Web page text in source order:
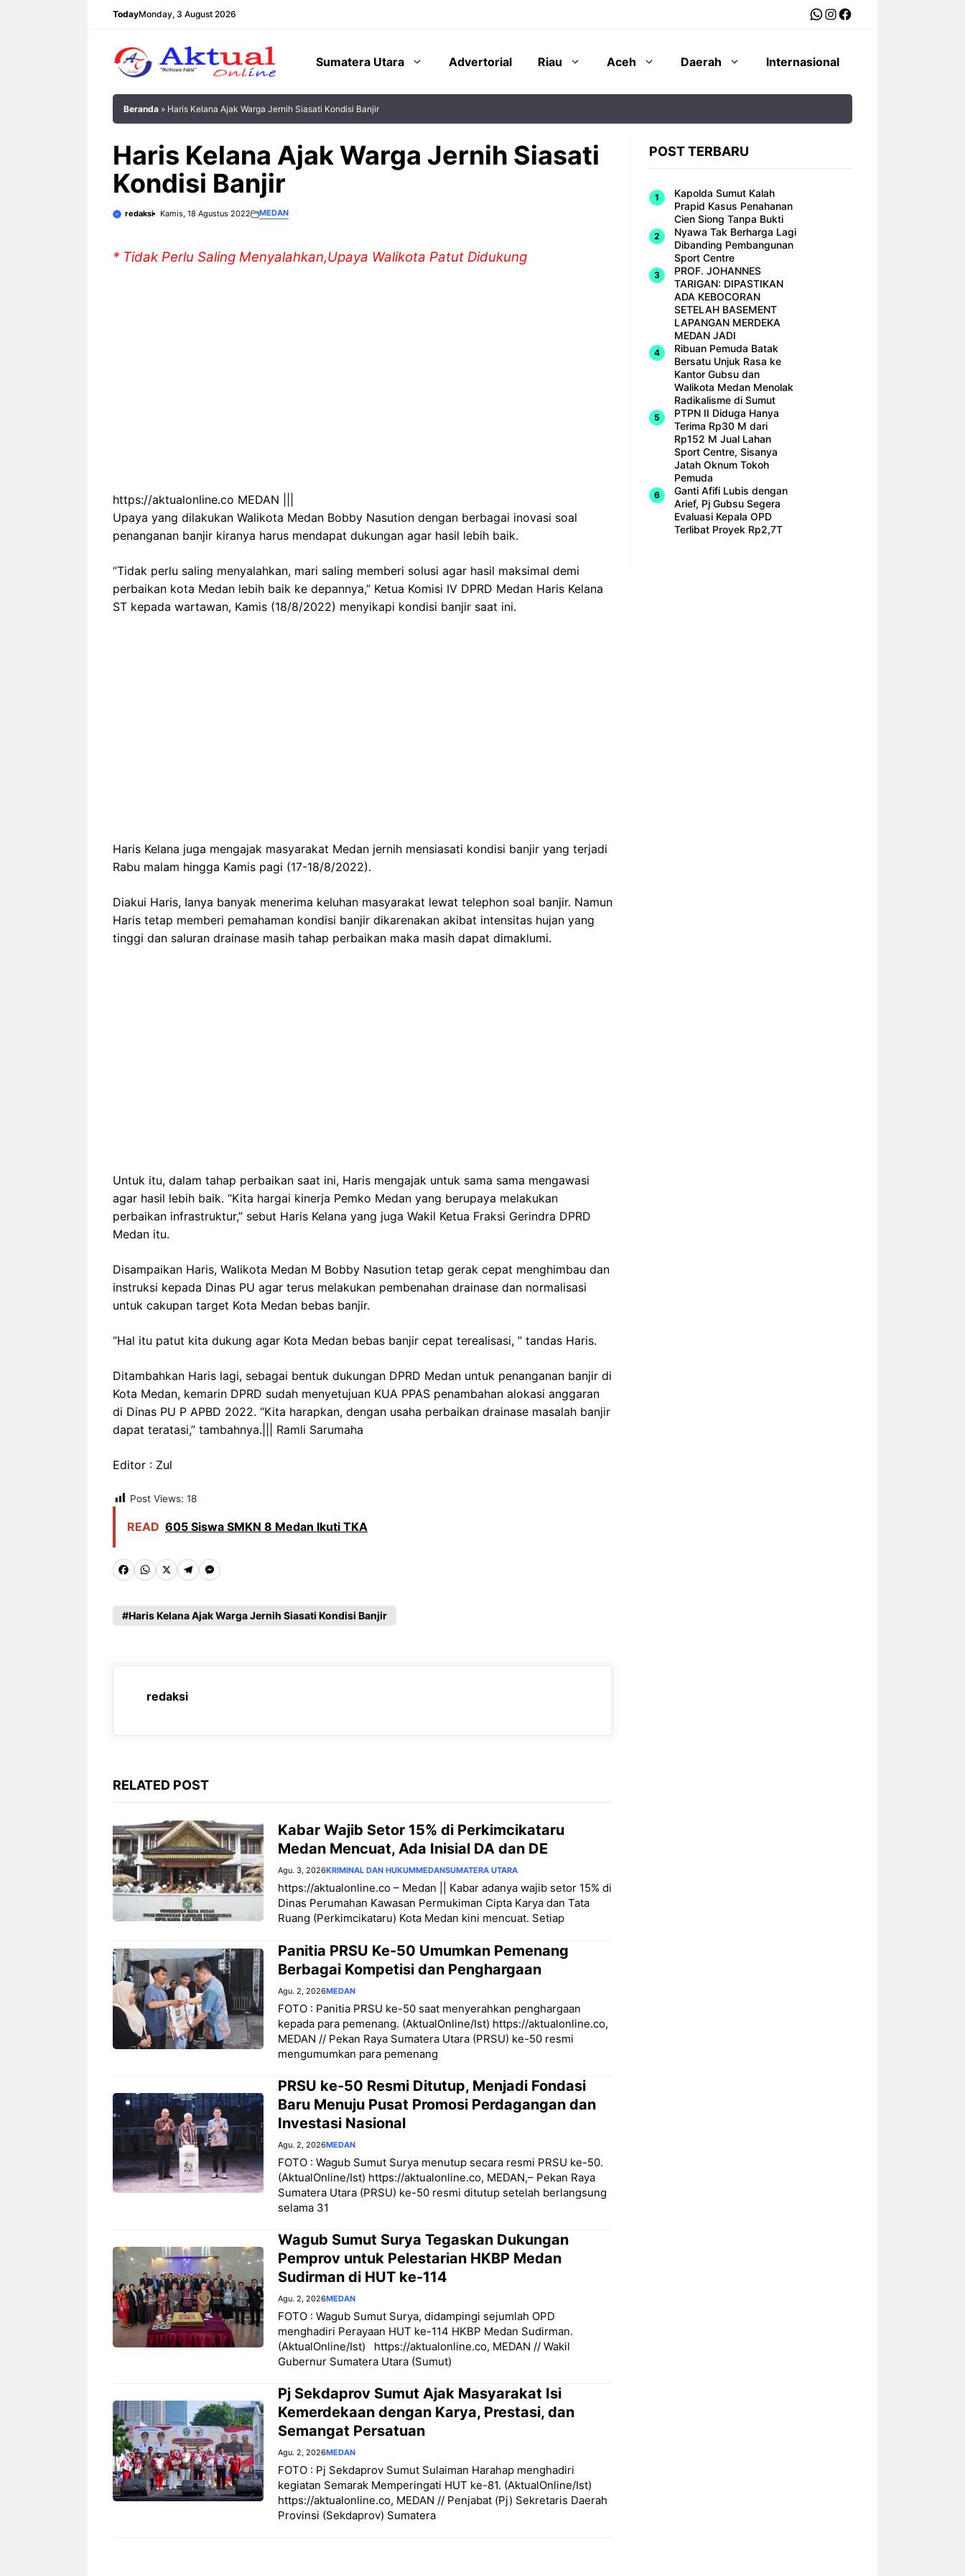
TodayMonday, 3 August 2026 WhatsApp
Instagram
Facebook
Sumatera Utara Advertorial Riau Aceh Daerah Internasional
Beranda » Haris Kelana Ajak Warga Jernih Siasati Kondisi Banjir
Haris Kelana Ajak Warga Jernih Siasati
Kondisi Banjir
redaksi Kamis, 18 Agustus 2022 MEDAN
* Tidak Perlu Saling Menyalahkan,Upaya Walikota Patut Didukung
https://aktualonline.co MEDAN |||
Upaya yang dilakukan Walikota Medan Bobby Nasution dengan berbagai inovasi soal
penanganan banjir kiranya harus mendapat dukungan agar hasil lebih baik.
“Tidak perlu saling menyalahkan, mari saling memberi solusi agar hasil maksimal demi
perbaikan kota Medan lebih baik ke depannya,” Ketua Komisi IV DPRD Medan Haris Kelana
ST kepada wartawan, Kamis (18/8/2022) menyikapi kondisi banjir saat ini.
Haris Kelana juga mengajak masyarakat Medan jernih mensiasati kondisi banjir yang terjadi
Rabu malam hingga Kamis pagi (17-18/8/2022).
Diakui Haris, Ianya banyak menerima keluhan masyarakat lewat telephon soal banjir. Namun
Haris tetap memberi pemahaman kondisi banjir dikarenakan akibat intensitas hujan yang
tinggi dan saluran drainase masih tahap perbaikan maka masih dapat dimaklumi.
Untuk itu, dalam tahap perbaikan saat ini, Haris mengajak untuk sama sama mengawasi
agar hasil lebih baik. “Kita hargai kinerja Pemko Medan yang berupaya melakukan
perbaikan infrastruktur,” sebut Haris Kelana yang juga Wakil Ketua Fraksi Gerindra DPRD
Medan itu.
Disampaikan Haris, Walikota Medan M Bobby Nasution tetap gerak cepat menghimbau dan
instruksi kepada Dinas PU agar terus melakukan pembenahan drainase dan normalisasi
untuk cakupan target Kota Medan bebas banjir.
“Hal itu patut kita dukung agar Kota Medan bebas banjir cepat terealisasi, ” tandas Haris.
Ditambahkan Haris lagi, sebagai bentuk dukungan DPRD Medan untuk penanganan banjir di
Kota Medan, kemarin DPRD sudah menyetujuan KUA PPAS penambahan alokasi anggaran
di Dinas PU P APBD 2022. “Kita harapkan, dengan usaha perbaikan drainase masalah banjir
dapat teratasi,” tambahnya.||| Ramli Sarumaha
Editor : Zul
Post Views: 18
READ ‎605 Siswa SMKN 8 Medan Ikuti TKA
F
c
b
k
W
a
s
A
p
X T
l
g
r
m
M
s
e
e
Haris Kelana Ajak Warga Jernih Siasati Kondisi Banjir
redaksi
RELATED POST
‎Kabar Wajib Setor 15% di Perkimcikataru
Medan Mencuat, Ada Inisial DA dan DE
Agu. 3, 2026KRIMINAL DAN HUKUMMEDANSUMATERA UTARA
https://aktualonline.co – Medan || Kabar adanya wajib setor 15% di
Dinas Perumahan Kawasan Permukiman Cipta Karya dan Tata
Ruang (Perkimcikataru) Kota Medan kini mencuat. Setiap
Panitia PRSU Ke-50 Umumkan Pemenang
Berbagai Kompetisi dan Penghargaan
Agu. 2, 2026MEDAN
FOTO : Panitia PRSU ke-50 saat menyerahkan penghargaan
kepada para pemenang. (AktualOnline/Ist) https://aktualonline.co,
MEDAN // Pekan Raya Sumatera Utara (PRSU) ke-50 resmi
mengumumkan para pemenang
PRSU ke-50 Resmi Ditutup, Menjadi Fondasi
Baru Menuju Pusat Promosi Perdagangan dan
Investasi Nasional
Agu. 2, 2026MEDAN
FOTO : Wagub Sumut Surya menutup secara resmi PRSU ke-50.
(AktualOnline/Ist) https://aktualonline.co, MEDAN,– Pekan Raya
Sumatera Utara (PRSU) ke-50 resmi ditutup setelah berlangsung
selama 31
Wagub Sumut Surya Tegaskan Dukungan
Pemprov untuk Pelestarian HKBP Medan
Sudirman di HUT ke-114
Agu. 2, 2026MEDAN
FOTO : Wagub Sumut Surya, didampingi sejumlah OPD
menghadiri Perayaan HUT ke-114 HKBP Medan Sudirman.
(AktualOnline/Ist) https://aktualonline.co, MEDAN // Wakil
Gubernur Sumatera Utara (Sumut)
Pj Sekdaprov Sumut Ajak Masyarakat Isi
Kemerdekaan dengan Karya, Prestasi, dan
Semangat Persatuan
Agu. 2, 2026MEDAN
FOTO : Pj Sekdaprov Sumut Sulaiman Harahap menghadiri
kegiatan Semarak Memperingati HUT ke-81. (AktualOnline/Ist)
https://aktualonline.co, MEDAN // Penjabat (Pj) Sekretaris Daerah
Provinsi (Sekdaprov) Sumatera
POST TERBARU
Kapolda Sumut Kalah
Prapid Kasus Penahanan
Cien Siong Tanpa Bukti
Nyawa Tak Berharga Lagi
Dibanding Pembangunan
Sport Centre
PROF. JOHANNES
TARIGAN: DIPASTIKAN
ADA KEBOCORAN
SETELAH BASEMENT
LAPANGAN MERDEKA
MEDAN JADI
Ribuan Pemuda Batak
Bersatu Unjuk Rasa ke
Kantor Gubsu dan
Walikota Medan Menolak
Radikalisme di Sumut
PTPN II Diduga Hanya
Terima Rp30 M dari
Rp152 M Jual Lahan
Sport Centre, Sisanya
Jatah Oknum Tokoh
Pemuda
Ganti Afifi Lubis dengan
Arief, Pj Gubsu Segera
Evaluasi Kepala OPD
Terlibat Proyek Rp2,7T